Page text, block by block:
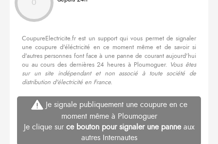
0
CoupureElectricite.fr est un support qui vous permet de signaler
une coupure d'éléctricité en ce moment même et de savoir si
d'autres personnes font face à une panne de courant aujourd'hui
ou au cours des dernières 24 heures à Ploumoguer. Vous êtes
sur un site indépendant et non associé à toute société de
distribution d'électricité en France.
Je signale publiquement une coupure en ce
moment même à Ploumoguer
Je clique sur ce bouton pour signaler une panneaux
autres Internautes